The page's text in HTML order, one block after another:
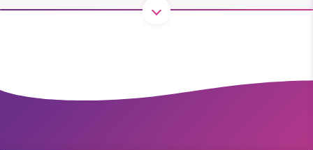
starten 2010 har vår ideella redaktion drivit
miljödebatten framåt genom